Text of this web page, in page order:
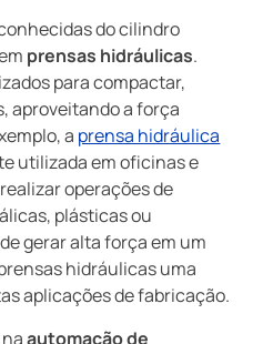
do cilindro
prensas hidráulicas.
para compactar,
aproveitando a força
a prensa hidráulica
utilizada em oficinas e
operações de
plásticas ou
gerar alta força em um
hidráulicas uma
aplicações de fabricação.
naautomação de